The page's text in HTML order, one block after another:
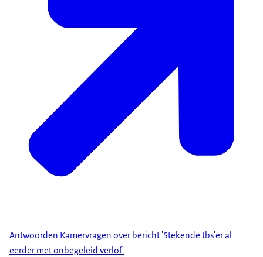
Antwoorden Kamervragen over bericht 'Stekende tbs'er al
eerder met onbegeleid verlof'